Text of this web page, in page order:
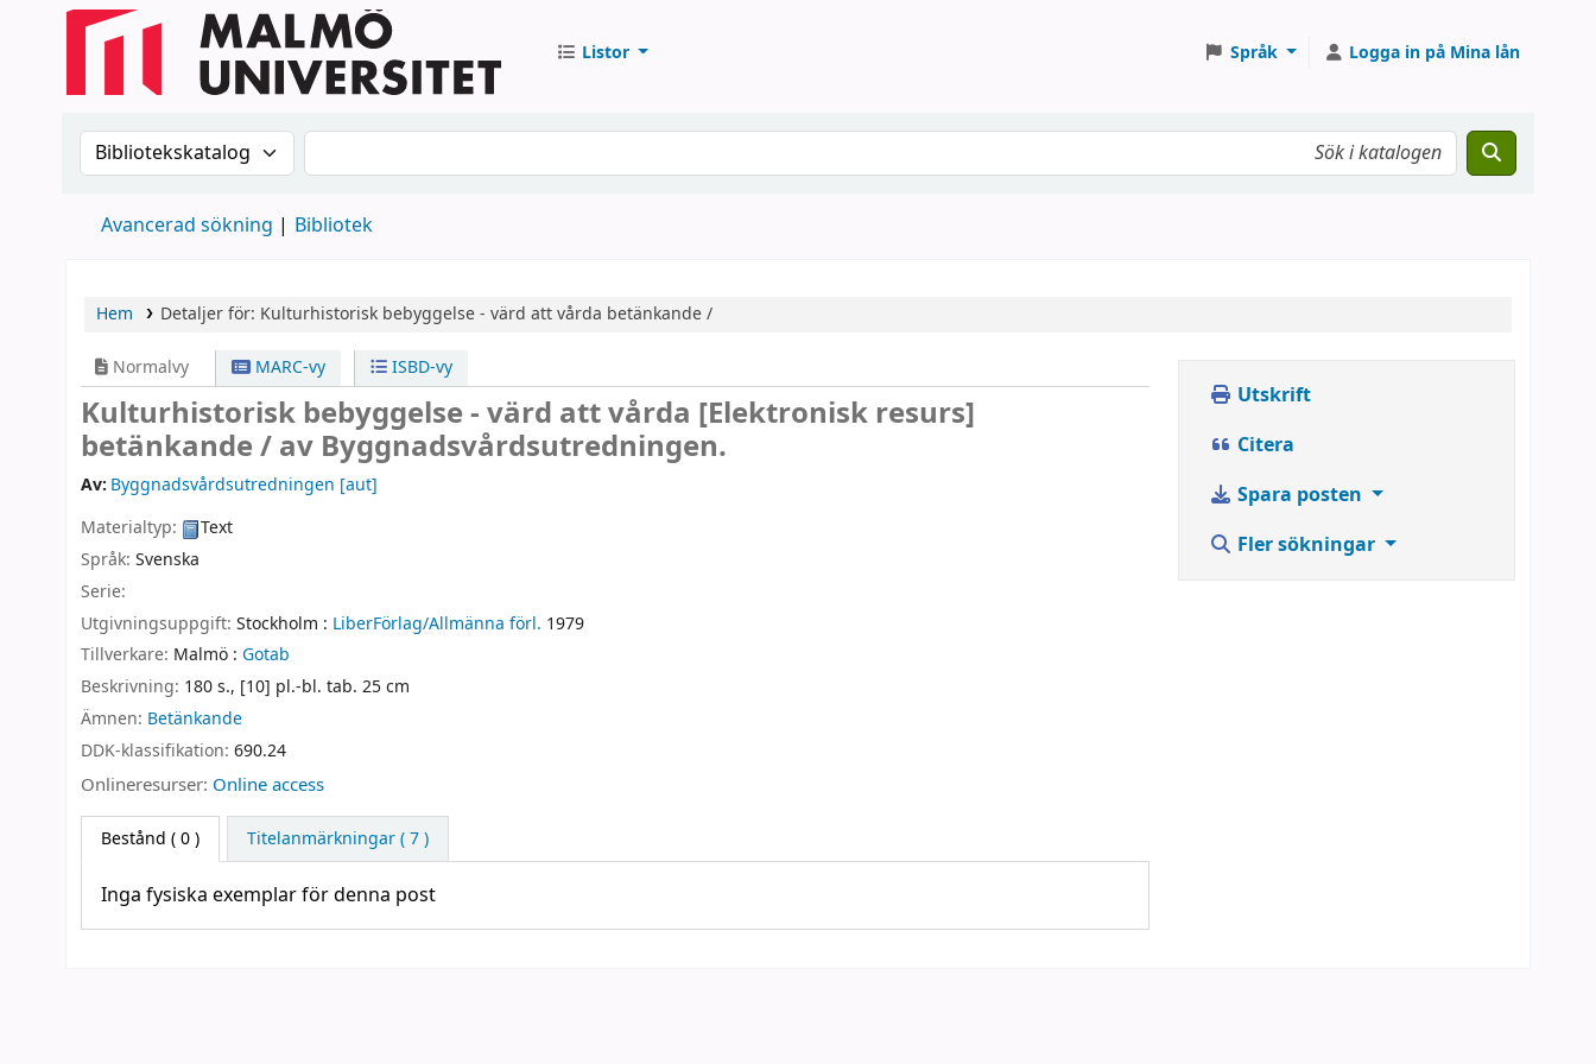
Listor Språk Logga in på Mina lån
Sök i katalogen efter:Sök i katalogen
Avancerad sökning Bibliotek
Hem Detaljer för: Kulturhistorisk bebyggelse - värd att vårda betänkande /
Normalvy MARC-vy ISBD-vy
Kulturhistorisk bebyggelse - värd att vårda [Elektronisk resurs]
betänkande /av Byggnadsvårdsutredningen.
Av: Byggnadsvårdsutredningen [aut]
Materialtyp:
Text
Språk: Svenska
Serie:
Utgivningsuppgift: Stockholm : LiberFörlag/Allmänna förl. 1979
Tillverkare: Malmö : Gotab
Beskrivning: 180 s., [10] pl.-bl. tab. 25 cm
Ämnen: Betänkande
DDK-klassifikation: 690.24
Onlineresurser: Online access
Bestånd ( 0 ) Titelanmärkningar ( 7 )
Inga fysiska exemplar för denna post
Utskrift
Citera
Spara posten
Fler sökningar